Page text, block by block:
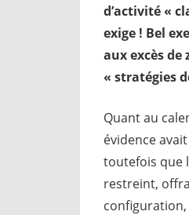
d’activité «
exige ! Bel
aux excès de
« stratégies
Quant au
évidence
toutefois que
restreint,
configuration,